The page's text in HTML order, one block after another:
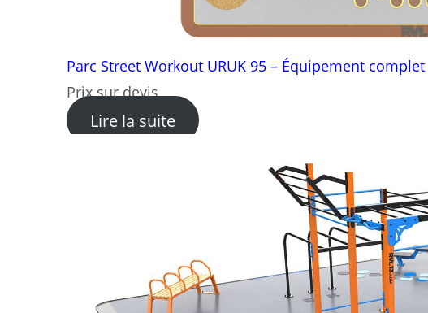
Parc Street Workout URUK 95 – Équipement
Prix sur devis
Lire la suite: Parc Street Workout URUK 95